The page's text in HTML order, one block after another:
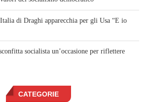
di Draghi apparecchia per gli Usa “E io
socialista un’occasione per riflettere
CATEGORIE